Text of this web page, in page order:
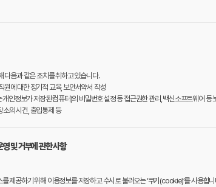
다음과 같은 조치를 취하고 있습니다.
원에 대한 정기적 교육, 보안서약서 작성
인정보가 저장된 컴퓨터)의 비밀번호 설정 등 접근권한 관리, 백신소프트웨어
소의 시건, 출입통제 등
및 거부에 관한 사항
제공하기 위해 이용정보를 저장하고 수시로 불러오는 ‘쿠키(cookie)’를 사용합니